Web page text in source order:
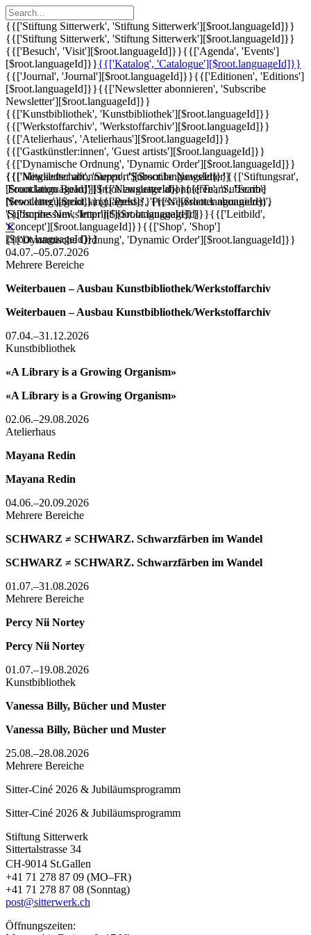
{{['Stiftung Sitterwerk', 'Stiftung Sitterwerk'][$root.languageId]}}
{{['Stiftung Sitterwerk', 'Stiftung Sitterwerk'][$root.languageId]}}
{{['Besuch', 'Visit'][$root.languageId]}}{{['Agenda', 'Events']
[$root.languageId]}}{{['Katalog', 'Catalogue'][$root.languageId]}}
{{['Journal', 'Journal'][$root.languageId]}}{{['Editionen', 'Editions']
[$root.languageId]}}{{['Newsletter abonnieren', 'Subscribe
Newsletter'][$root.languageId]}}
{{['Kunstbibliothek', 'Kunstbibliothek'][$root.languageId]}}
{{['Werkstoffarchiv', 'Werkstoffarchiv'][$root.languageId]}}
{{['Atelierhaus', 'Atelierhaus'][$root.languageId]}}
{{['Gastkünstler:innen', 'Guest artists'][$root.languageId]}}
{{['Dynamische Ordnung', 'Dynamic Order'][$root.languageId]}}
{{['Mitgliedschaft', 'Support'][$root.languageId]}}{{['Stiftungsrat',
'Foundation Board'][$root.languageId]}}{{['Team', 'Team']
[$root.languageId]}}{{['Presse', 'Press'][$root.languageId]}}
{{['Impressum', 'Imprint'][$root.languageId]}}{{['Leitbild',
'Concept'][$root.languageId]}}{{['Shop', 'Shop']
[$root.languageId]}}
{{['Newsletter abonnieren', 'Subscribe Newsletter']
[$root.languageId]}}{{['Newsletter abonnieren', 'Subscribe
Newsletter'][$root.languageId]}}{{['Newsletter abonnieren',
'Subscribe Newsletter'][$root.languageId]}}
✕
{{['Dynamische Ordnung', 'Dynamic Order'][$root.languageId]}}
04.07.–05.07.2026
Mehrere Bereiche
Weiterbauen – Ausbau Kunstbibliothek/Werkstoffarchiv
Weiterbauen – Ausbau Kunstbibliothek/Werkstoffarchiv
07.04.–31.12.2026
Kunstbibliothek
«A Library is a Growing Organism»
«A Library is a Growing Organism»
02.06.–29.08.2026
Atelierhaus
Mayana Redin
Mayana Redin
04.06.–20.09.2026
Mehrere Bereiche
SCHWARZ ≠ SCHWARZ. Schwarzfärben im Wandel
SCHWARZ ≠ SCHWARZ. Schwarzfärben im Wandel
01.07.–31.08.2026
Mehrere Bereiche
Percy Nii Nortey
Percy Nii Nortey
01.07.–19.08.2026
Kunstbibliothek
Vanessa Billy, Bücher und Muster
Vanessa Billy, Bücher und Muster
25.08.–28.08.2026
Mehrere Bereiche
Sitter-Ciné 2026 & Jubiläumsprogramm
Sitter-Ciné 2026 & Jubiläumsprogramm
Stiftung Sitterwerk
Sittertalstrasse 34
CH-9014 St.Gallen
+41 71 278 87 09 (MO–FR)
+41 71 278 87 08 (Sonntag)
post@sitterwerk.ch
Öffnungszeiten: